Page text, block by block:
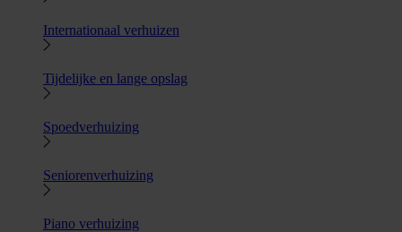
Internationaal verhuizen
Tijdelijke en lange opslag
Spoedverhuizing
Seniorenverhuizing
Piano verhuizing